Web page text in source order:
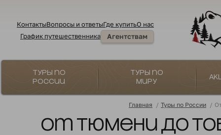
КонтактыВопросы и ответыГде купитьО нас
График путешественника
Агентствам
Туры по
России
Туры по
миру
Главная / Туры по России /
От Тюмени до